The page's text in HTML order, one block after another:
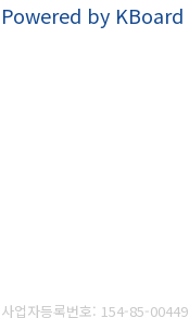
Powered by KBoard
사업자등록번호: 154-85-00449